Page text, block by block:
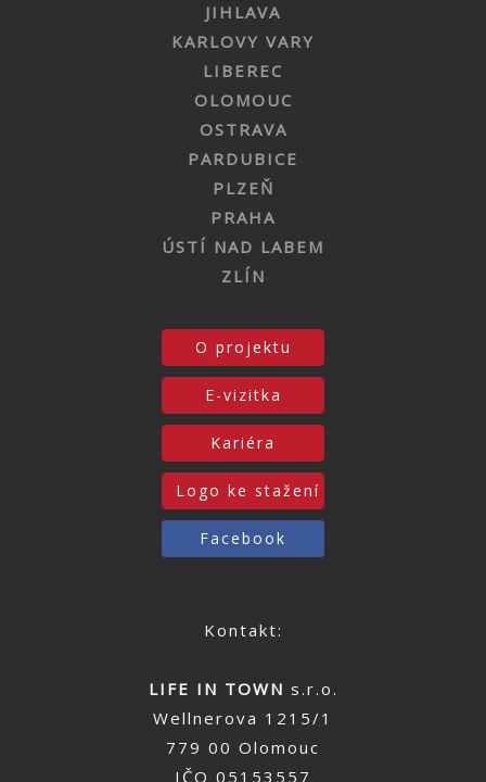
JIHLAVA
KARLOVY VARY
LIBEREC
OLOMOUC
OSTRAVA
PARDUBICE
PLZEŇ
PRAHA
ÚSTÍ NAD LABEM
ZLÍN
O projektu
E-vizitka
Kariéra
Logo ke stažení
Facebook
Kontakt:
LIFE IN TOWN s.r.o.
Wellnerova 1215/1
779 00 Olomouc
IČO 05153557